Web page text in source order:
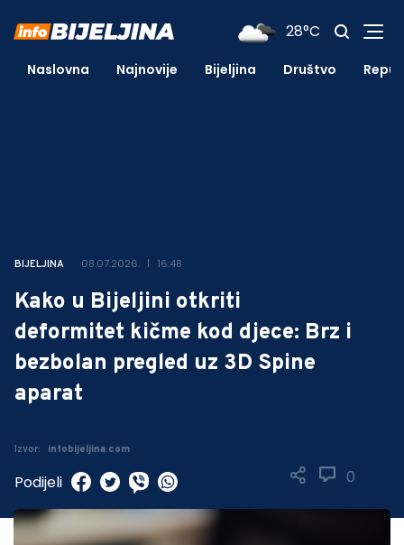
28°C
Naslovna Najnovije Bijeljina Društvo
BIJELJINA 08.07.2026. 16:48
Kako u Bijeljini otkriti
deformitet kičme kod djece: Brz i
bezbolan pregled uz 3D Spine
aparat
Izvor: infobijeljina.com
0
Podijeli